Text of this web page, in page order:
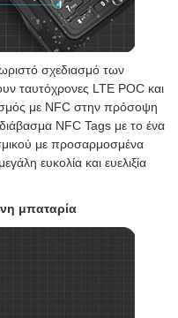
σχεδιασμό των
ταυτόχρονες LTE POC και
με NFC στην πρόσοψη
NFC Tags με το ένα
με προσαρμοσμένα
ευκολία και ευελιξία
μπαταρία